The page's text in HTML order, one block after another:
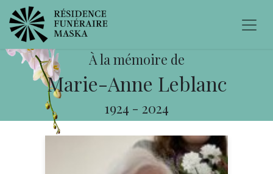
À la mémoire de
Marie-Anne Leblanc
1924 - 2024